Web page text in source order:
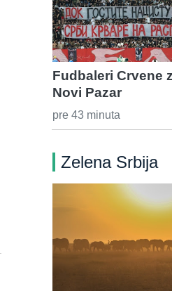
Fudbaleri Crvene
Novi Pazar
pre 43 minuta
Zelena Srbija